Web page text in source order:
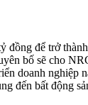
đồng để trở
bố sẽ cho
doanh nghiệp
đến bất động